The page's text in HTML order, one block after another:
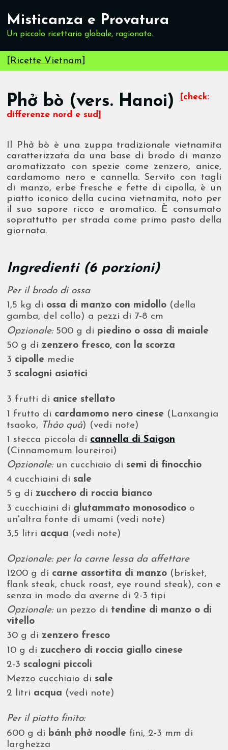
Misticanza e Provatura
Un piccolo ricettario globale, ragionato.
[Ricette Vietnam]
Phở bò (vers. Hanoi) [check:
differenze nord e sud]
Il Phở bò è una zuppa tradizionale vietnamita
caratterizzata da una base di brodo di manzo
aromatizzato con spezie come zenzero, anice,
cardamomo nero e cannella. Servito con tagli
di manzo, erbe fresche e fette di cipolla, è un
piatto iconico della cucina vietnamita, noto per
il suo sapore ricco e aromatico. È consumato
soprattutto per strada come primo pasto della
giornata.
Ingredienti (6 porzioni)
Per il brodo di ossa
1,5 kg di ossa di manzo con midollo (della
gamba, del collo) a pezzi di 7-8 cm
Opzionale:500 g di piedino o ossa di maiale
50 g dizenzero fresco, con la scorza
3 cipolle medie
3scalogni asiatici
3 frutti di anice stellato
1 frutto di cardamomo nero cinese (Lanxangia
tsaoko, Thảo quả) (vedi note)
1 stecca piccola di cannella di Saigon
(Cinnamomum loureiroi)
Opzionale:un cucchiaio disemi di finocchio
4 cucchiaini disale
5 g dizucchero di roccia bianco
3 cucchiaini di glutammato monosodico o
un'altra fonte di umami (vedi note)
3,5 litri acqua (vedi note)
Opzionale: per la carne lessa da affettare
1200 g di carne assortita di manzo (brisket,
flank steak, chuck roast, eye round steak), con e
senza in modo da averne di 2-3 tipi
Opzionale:un pezzo di tendine di manzo o di
vitello
30 g dizenzero fresco
10 g dizucchero di roccia giallo cinese
2-3scalogni piccoli
Mezzo cucchiaio disale
2 litri acqua (vedi note)
Per il piatto finito:
600 g di bánh phở noodle fini, 2-3 mm di
larghezza